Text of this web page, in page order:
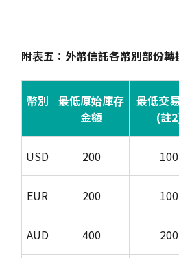
附表五：外幣信託各幣別部份
幣別
最低原始庫存
金額
最低交
(註
USD 200 100
EUR 200 100
AUD 400 200